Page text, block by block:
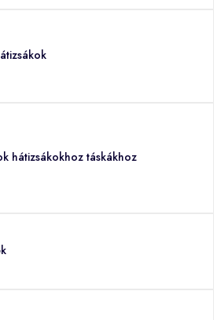
hátizsákokhoz táskákhoz